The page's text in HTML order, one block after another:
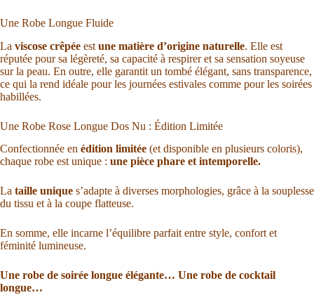
Une Robe Longue Fluide
La viscose crêpée est une matière d’origine naturelle. Elle est
réputée pour sa légèreté, sa capacité à respirer et sa sensation soyeuse
sur la peau. En outre, elle garantit un tombé élégant, sans transparence,
ce qui la rend idéale pour les journées estivales comme pour les soirées
habillées.
Une Robe Rose Longue Dos Nu : Édition Limitée
Confectionnée en édition limitée (et disponible en plusieurs coloris),
chaque robe est unique : une pièce phare et intemporelle.
La taille unique s’adapte à diverses morphologies, grâce à la souplesse
du tissu et à la coupe flatteuse.
En somme, elle incarne l’équilibre parfait entre style, confort et
féminité lumineuse.
Une robe de soirée longue élégante… Une robe de cocktail
longue…